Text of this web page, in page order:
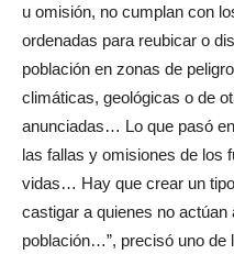
u omisión, no cumplan con
ordenadas para reubicar o
población en zonas de
climáticas, geológicas o de
anunciadas… Lo que pasó
las fallas y omisiones de los
vidas… Hay que crear un
castigar a quienes no
población…”, precisó uno de